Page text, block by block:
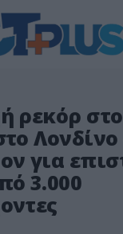
ρεκόρ
Λονδίνο
για
3.000